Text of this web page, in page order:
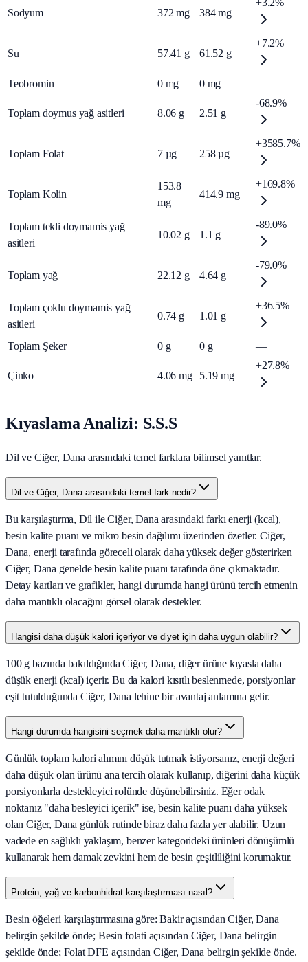
Sodyum 372 mg 384 mg
+3.2%
Su 57.41 g 61.52 g
+7.2%
Teobromin 0 mg 0 mg —
Toplam doymus yağ asitleri 8.06 g 2.51 g
-68.9%
Toplam Folat 7 µg 258 µg
+3585.7%
Toplam Kolin
153.8
mg
414.9 mg
+169.8%
Toplam tekli doymamis yağ
asitleri
10.02 g 1.1 g
-89.0%
Toplam yağ 22.12 g 4.64 g
-79.0%
Toplam çoklu doymamis yağ
asitleri
0.74 g 1.01 g
+36.5%
Toplam Şeker 0 g 0 g —
Çinko 4.06 mg 5.19 mg
+27.8%
Kıyaslama Analizi: S.S.S
Dil ve Ciğer, Dana arasındaki temel farklara bilimsel yanıtlar.
Dil ve Ciğer, Dana arasındaki temel fark nedir?
Bu karşılaştırma, Dil ile Ciğer, Dana arasındaki farkı enerji (kcal),
besin kalite puanı ve mikro besin dağılımı üzerinden özetler. Ciğer,
Dana, enerji tarafında göreceli olarak daha yüksek değer gösterirken
Ciğer, Dana genelde besin kalite puanı tarafında öne çıkmaktadır.
Detay kartları ve grafikler, hangi durumda hangi ürünü tercih etmenin
daha mantıklı olacağını görsel olarak destekler.
Hangisi daha düşük kalori içeriyor ve diyet için daha uygun olabilir?
100 g bazında bakıldığında Ciğer, Dana, diğer ürüne kıyasla daha
düşük enerji (kcal) içerir. Bu da kalori kısıtlı beslenmede, porsiyonlar
eşit tutulduğunda Ciğer, Dana lehine bir avantaj anlamına gelir.
Hangi durumda hangisini seçmek daha mantıklı olur?
Günlük toplam kalori alımını düşük tutmak istiyorsanız, enerji değeri
daha düşük olan ürünü ana tercih olarak kullanıp, diğerini daha küçük
porsiyonlarla destekleyici rolünde düşünebilirsiniz. Eğer odak
noktanız "daha besleyici içerik" ise, besin kalite puanı daha yüksek
olan Ciğer, Dana günlük rutinde biraz daha fazla yer alabilir. Uzun
vadede en sağlıklı yaklaşım, benzer kategorideki ürünleri dönüşümlü
kullanarak hem damak zevkini hem de besin çeşitliliğini korumaktır.
Protein, yağ ve karbonhidrat karşılaştırması nasıl?
Besin öğeleri karşılaştırmasına göre: Bakir açısından Ciğer, Dana
belirgin şekilde önde; Besin folati açısından Ciğer, Dana belirgin
şekilde önde; Folat DFE açısından Ciğer, Dana belirgin şekilde önde.